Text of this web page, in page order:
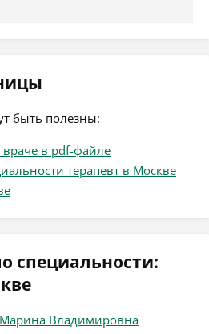
быть полезны:
в pdf-файле
терапевт в Москве
специальности:
Владимировна